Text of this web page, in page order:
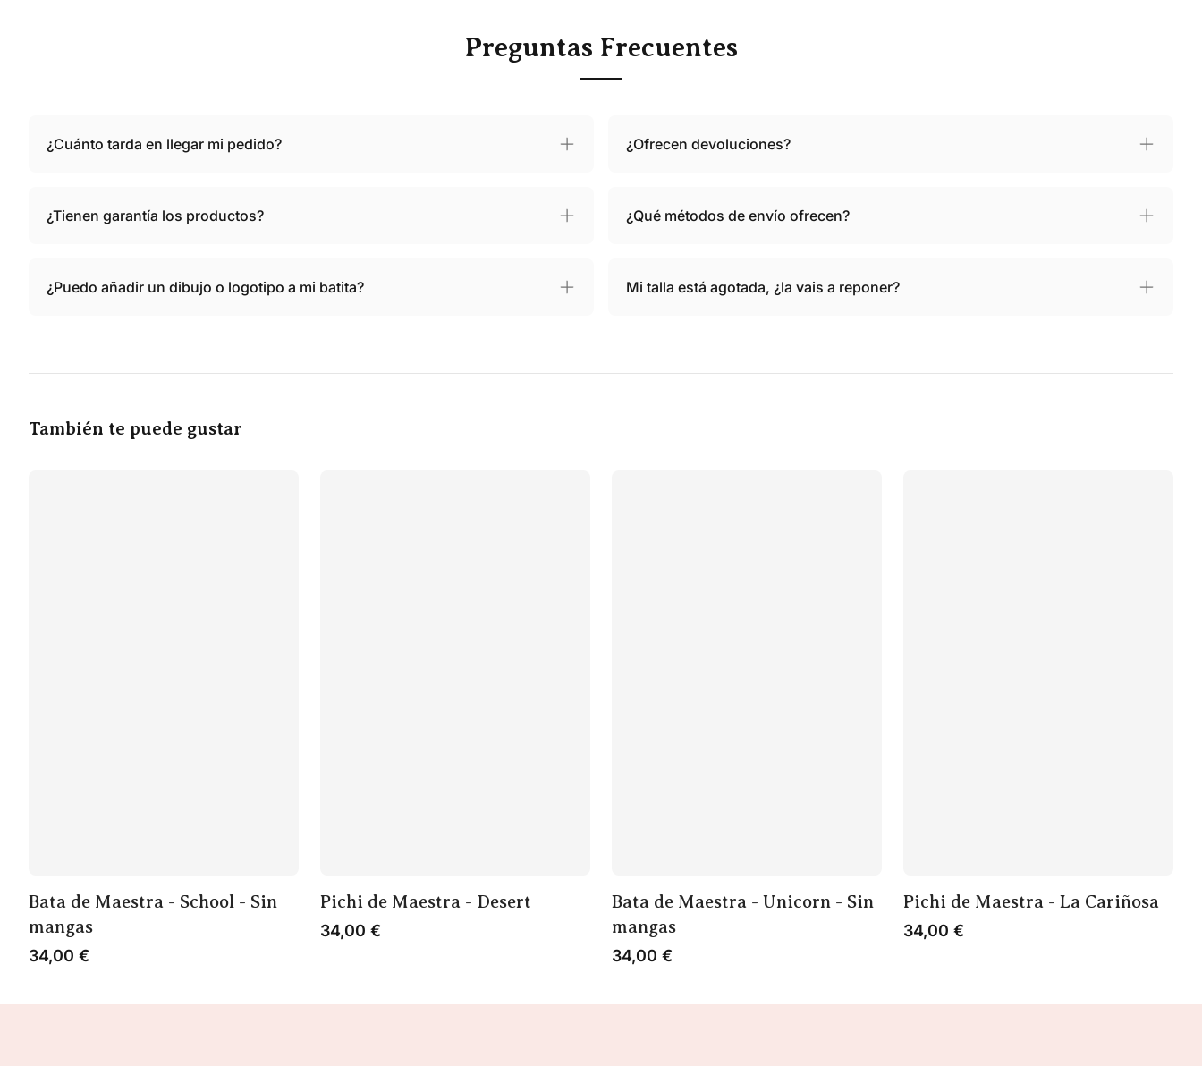
Preguntas Frecuentes
¿Cuánto tarda en llegar mi pedido? ¿Ofrecen devoluciones?
¿Tienen garantía los productos? ¿Qué métodos de envío ofrecen?
¿Puedo añadir un dibujo o logotipo a mi batita? Mi talla está agotada, ¿la vais a reponer?
También te puede gustar
Bata de Maestra - School - Sin
mangas
34,00 €
Pichi de Maestra - Desert
34,00 €
Bata de Maestra - Unicorn - Sin
mangas
34,00 €
Pichi de Maestra - La Cariñosa
34,00 €